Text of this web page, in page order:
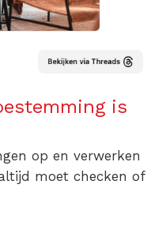
is
op en verwerken
moet checken of